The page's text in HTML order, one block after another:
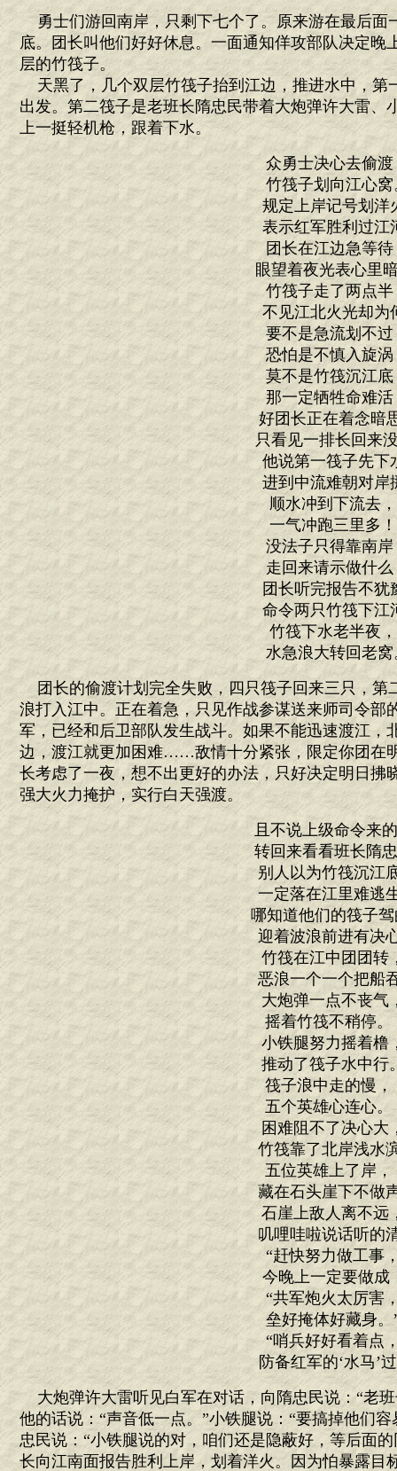
勇士们游回南岸，只剩下七个了。原来游在最后面
底。团长叫他们好好休息。一面通知佯攻部队决定晚
层的竹筏子。
天黑了，几个双层竹筏子抬到江边，推进水中，第
出发。第二筏子是老班长隋忠民带着大炮弹许大雷、
上一挺轻机枪，跟着下水。
众勇士决心去偷渡
竹筏子划向江心窝
规定上岸记号划洋
表示红军胜利过江
团长在江边急等待
眼望着夜光表心里暗
竹筏子走了两点半
不见江北火光却为
要不是急流划不过
恐怕是不慎入旋涡
莫不是竹筏沉江底
那一定牺牲命难活
好团长正在着念暗
只看见一排长回来没
他说第一筏子先下
进到中流难朝对岸
顺水冲到下流去
一气冲跑三里多
没法子只得靠南岸
走回来请示做什么
团长听完报告不犹
命令两只竹筏下江
竹筏下水老半夜
水急浪大转回老窝
团长的偷渡计划完全失败，四只筏子回来三只，第
浪打入江中。正在着急，只见作战参谋送来师司令部
军，已经和后卫部队发生战斗。如果不能迅速渡江，
边，渡江就更加困难……敌情十分紧张，限定你团在
长考虑了一夜，想不出更好的办法，只好决定明日拂
强大火力掩护，实行白天强渡。
且不说上级命令来
转回来看看班长隋
别人以为竹筏沉江
一定落在江里难逃
哪知道他们的筏子驾
迎着波浪前进有决
竹筏在江中团团
恶浪一个一个把船
大炮弹一点不丧
摇着竹筏不稍停
小铁腿努力摇着
推动了筏子水中
筏子浪中走的慢
五个英雄心连心
困难阻不了决心
竹筏靠了北岸浅水
五位英雄上了岸
藏在石头崖下不做
石崖上敌人离不
叽哩哇啦说话听的
“赶快努力做工事
今晚上一定要做成
“共军炮火太厉害
垒好掩体好藏身
“哨兵好好看着点
防备红军的‘水马’过
大炮弹许大雷听见白军在对话，向隋忠民说：“老
他的话说：“声音低一点。”小铁腿说：“要搞掉他们
忠民说：“小铁腿说的对，咱们还是隐蔽好，等后面
长向江南面报告胜利上岸，划着洋火。因为怕暴露目